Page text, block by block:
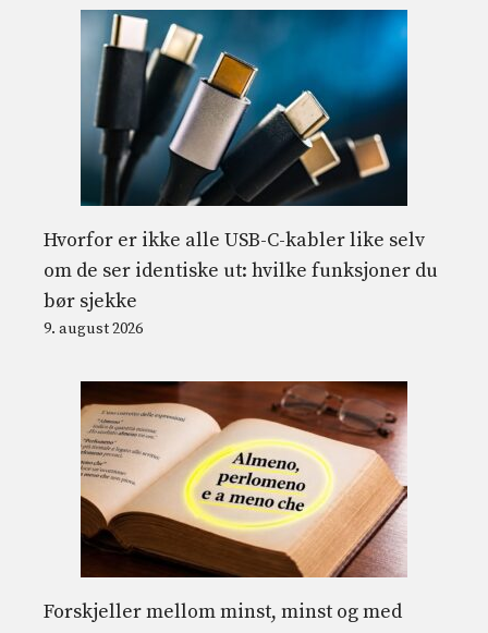
Hvorfor er ikke alle USB-C-kabler like selv
om de ser identiske ut: hvilke funksjoner du
bør sjekke
9. august 2026
Forskjeller mellom minst, minst og med